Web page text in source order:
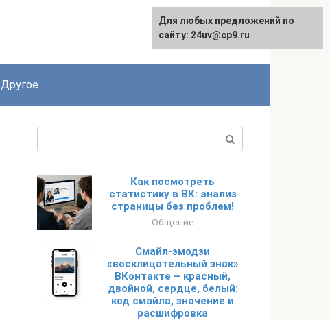
Другое
Как посмотреть
статистику в ВК: анализ
страницы без проблем!
Общение
Смайл-эмодзи
«восклицательный знак»
ВКонтакте – красный,
двойной, сердце, белый:
код смайла, значение и
расшифровка
Для любых предложений по
сайту: 24uv@cp9.ru